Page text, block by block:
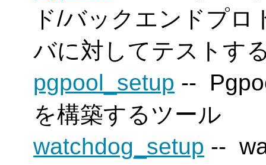
ド/バックエンドプ
バに対してテストす
pgpool_setup --
を構築するツール
watchdog_setup --